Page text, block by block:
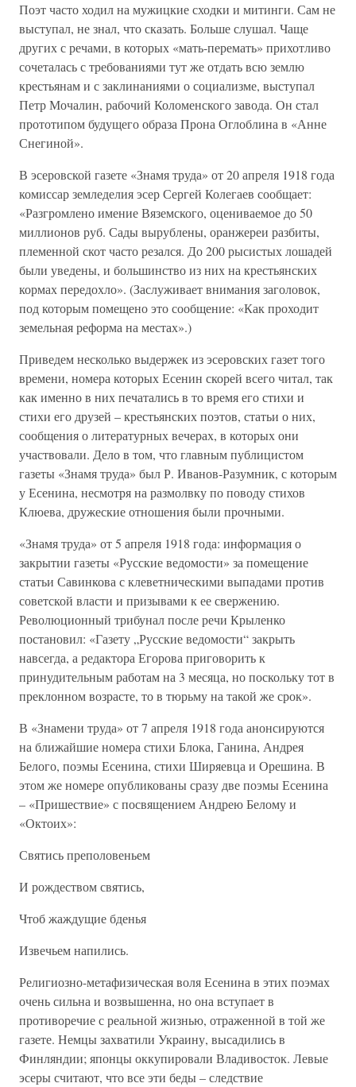
Поэт часто ходил на мужицкие сходки и митинги. Сам не
выступал, не знал, что сказать. Больше слушал. Чаще
других с речами, в которых «мать-перемать» прихотливо
сочеталась с требованиями тут же отдать всю землю
крестьянам и с заклинаниями о социализме, выступал
Петр Мочалин, рабочий Коломенского завода. Он стал
прототипом будущего образа Прона Оглоблина в «Анне
Снегиной».
В эсеровской газете «Знамя труда» от 20 апреля 1918 года
комиссар земледелия эсер Сергей Колегаев сообщает:
«Разгромлено имение Вяземского, оцениваемое до 50
миллионов руб. Сады вырублены, оранжереи разбиты,
племенной скот часто резался. До 200 рысистых лошадей
были уведены, и большинство из них на крестьянских
кормах передохло». (Заслуживает внимания заголовок,
под которым помещено это сообщение: «Как проходит
земельная реформа на местах».)
Приведем несколько выдержек из эсеровских газет того
времени, номера которых Есенин скорей всего читал, так
как именно в них печатались в то время его стихи и
стихи его друзей – крестьянских поэтов, статьи о них,
сообщения о литературных вечерах, в которых они
участвовали. Дело в том, что главным публицистом
газеты «Знамя труда» был Р. Иванов-Разумник, с которым
у Есенина, несмотря на размолвку по поводу стихов
Клюева, дружеские отношения были прочными.
«Знамя труда» от 5 апреля 1918 года: информация о
закрытии газеты «Русские ведомости» за помещение
статьи Савинкова с клеветническими выпадами против
советской власти и призывами к ее свержению.
Революционный трибунал после речи Крыленко
постановил: «Газету „Русские ведомости“ закрыть
навсегда, а редактора Егорова приговорить к
принудительным работам на 3 месяца, но поскольку тот в
преклонном возрасте, то в тюрьму на такой же срок».
В «Знамени труда» от 7 апреля 1918 года анонсируются
на ближайшие номера стихи Блока, Ганина, Андрея
Белого, поэмы Есенина, стихи Ширяевца и Орешина. В
этом же номере опубликованы сразу две поэмы Есенина
– «Пришествие» с посвящением Андрею Белому и
«Октоих»:
Святись преполовеньем
И рождеством святись,
Чтоб жаждущие бденья
Извечьем напились.
Религиозно-метафизическая воля Есенина в этих поэмах
очень сильна и возвышенна, но она вступает в
противоречие с реальной жизнью, отраженной в той же
газете. Немцы захватили Украину, высадились в
Финляндии; японцы оккупировали Владивосток. Левые
эсеры считают, что все эти беды – следствие